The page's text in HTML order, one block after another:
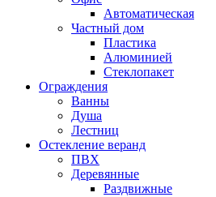
Автоматическая
Частный дом
Пластика
Алюминией
Стеклопакет
Ограждения
Ванны
Душа
Лестниц
Остекление веранд
ПВХ
Деревянные
Раздвижные